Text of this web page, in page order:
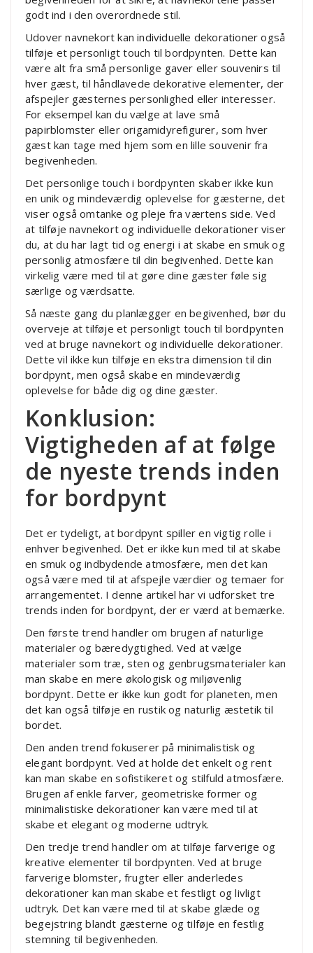
godt ind i den overordnede stil.
Udover navnekort kan individuelle dekorationer også
tilføje et personligt touch til bordpynten. Dette kan
være alt fra små personlige gaver eller souvenirs til
hver gæst, til håndlavede dekorative elementer, der
afspejler gæsternes personlighed eller interesser.
For eksempel kan du vælge at lave små
papirblomster eller origamidyrefigurer, som hver
gæst kan tage med hjem som en lille souvenir fra
begivenheden.
Det personlige touch i bordpynten skaber ikke kun
en unik og mindeværdig oplevelse for gæsterne, det
viser også omtanke og pleje fra værtens side. Ved
at tilføje navnekort og individuelle dekorationer viser
du, at du har lagt tid og energi i at skabe en smuk og
personlig atmosfære til din begivenhed. Dette kan
virkelig være med til at gøre dine gæster føle sig
særlige og værdsatte.
Så næste gang du planlægger en begivenhed, bør du
overveje at tilføje et personligt touch til bordpynten
ved at bruge navnekort og individuelle dekorationer.
Dette vil ikke kun tilføje en ekstra dimension til din
bordpynt, men også skabe en mindeværdig
oplevelse for både dig og dine gæster.
Konklusion:
Vigtigheden af at følge
de nyeste trends inden
for bordpynt
Det er tydeligt, at bordpynt spiller en vigtig rolle i
enhver begivenhed. Det er ikke kun med til at skabe
en smuk og indbydende atmosfære, men det kan
også være med til at afspejle værdier og temaer for
arrangementet. I denne artikel har vi udforsket tre
trends inden for bordpynt, der er værd at bemærke.
Den første trend handler om brugen af naturlige
materialer og bæredygtighed. Ved at vælge
materialer som træ, sten og genbrugsmaterialer kan
man skabe en mere økologisk og miljøvenlig
bordpynt. Dette er ikke kun godt for planeten, men
det kan også tilføje en rustik og naturlig æstetik til
bordet.
Den anden trend fokuserer på minimalistisk og
elegant bordpynt. Ved at holde det enkelt og rent
kan man skabe en sofistikeret og stilfuld atmosfære.
Brugen af enkle farver, geometriske former og
minimalistiske dekorationer kan være med til at
skabe et elegant og moderne udtryk.
Den tredje trend handler om at tilføje farverige og
kreative elementer til bordpynten. Ved at bruge
farverige blomster, frugter eller anderledes
dekorationer kan man skabe et festligt og livligt
udtryk. Det kan være med til at skabe glæde og
begejstring blandt gæsterne og tilføje en festlig
stemning til begivenheden.